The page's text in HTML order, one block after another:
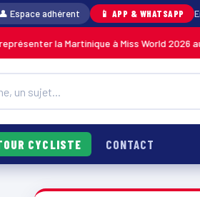
👤 Espace adhérent 📱 APP & WHATSAPP
Martinique à Miss World 2026 au Vietnam
CYCLISTE CONTACT